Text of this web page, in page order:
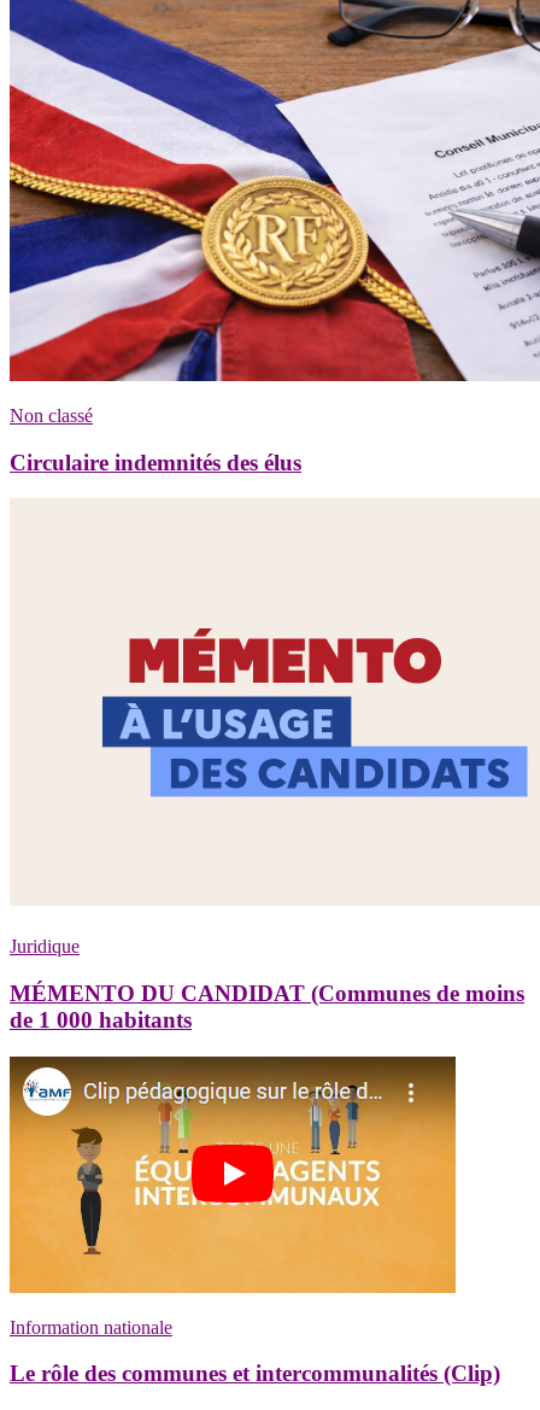
Non classé
Circulaire indemnités des élus
Juridique
MÉMENTO DU CANDIDAT (Communes de moins
de 1 000 habitants
Information nationale
Le rôle des communes et intercommunalités (Clip)